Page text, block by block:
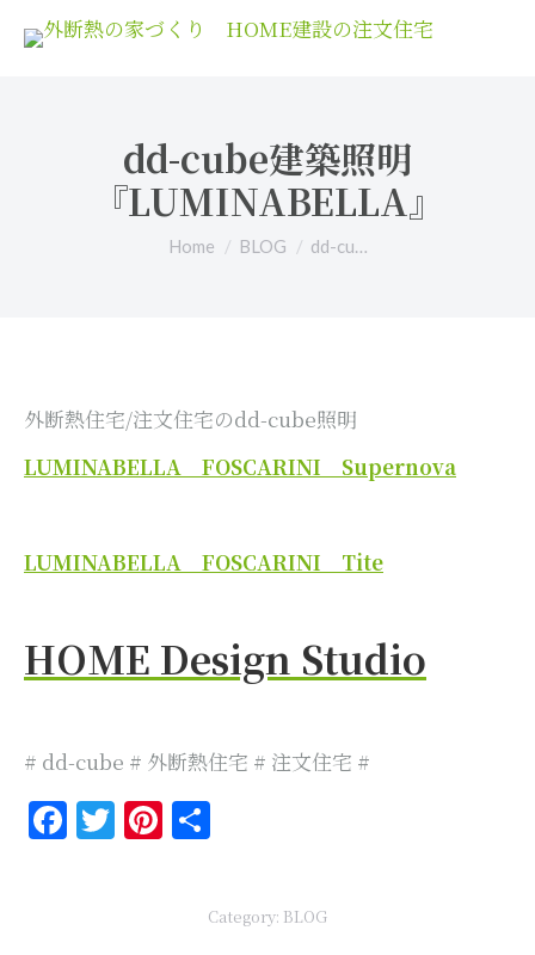
dd-cube建築照明
『LUMINABELLA』
You are here:
Home BLOG dd-cu…
外断熱住宅/注文住宅のdd-cube照明
LUMINABELLA FOSCARINI Supernova
LUMINABELLA FOSCARINI Tite
HOME Design Studio
# dd-cube # 外断熱住宅 # 注文住宅 #
Facebook
Twitter
Pinterest
Category: BLOG